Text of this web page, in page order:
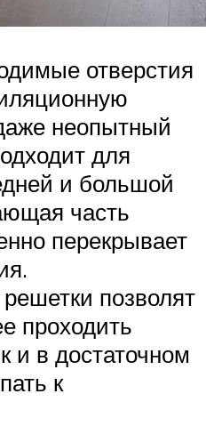
отверстия
неопытный
для
и большой
часть
перекрывает
позволят
проходить
и в достаточном
к